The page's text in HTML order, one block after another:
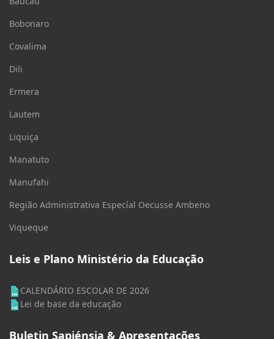
Bobonaro
Covalima
Dili
Ermera
Lautem
Liquiça
Manatuto
Manufahi
Região Administrativa Especíal Oecusse Ambeno
Viqueque
Leis e Plano Ministério da Educação
CALENDÁRIO ESCOLAR DE 2026
Lei de base da educação
Buletin Sapiénsia & Apresentações